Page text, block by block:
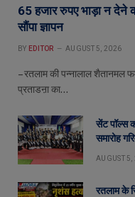
65 हजार रुपए भाड़ा न
सौंपा ज्ञापन
BY EDITOR AUGUST 5, 2026
– रतलाम की पन्नालाल शैतानमल
प्रताडऩा का…
सेंट पॉल्स
समारोह
AUGUST
रतलाम के